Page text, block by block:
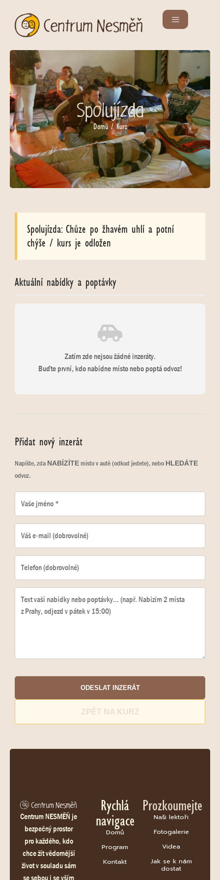
Spolujízda
Domů/ Kurz
Spolujízda: Chůze po žhavém uhlí a potní
chýše / kurs je odložen
Aktuální nabídky a poptávky
Zatím zde nejsou žádné inzeráty.
Buďte první, kdo nabídne místo nebo poptá odvoz!
Přidat nový inzerát
Napište, zda NABÍZÍTEmísto v autě (odkud jedete), nebo HLEDÁTE
odvoz.
ODESLAT INZERÁT
ZPĚT NA KURZ
Centrum NESMĚŇ je
bezpečný prostor
pro každého, kdo
chce žít vědomější
život v souladu sám
se sebou i se vším
Rychlá
navigace
Domů
Program
Kontakt
Prozkoumejte
Naši lektoři
Fotogalerie
Videa
Jak se k nám
dostat